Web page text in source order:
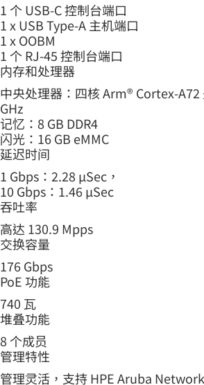
1 个 USB-C 控制台端口
1 x USB Type-A 主机端口
1 x OOBM
1 个 RJ-45 控制台端口
内存和处理器
中央处理器：四核 Arm® Cortex-
GHz
记忆：8 GB DDR4
闪光：16 GB eMMC
延迟时间
1 Gbps：2.28 μSec，
10 Gbps：1.46 μSec
吞吐率
高达 130.9 Mpps
交换容量
176 Gbps
PoE 功能
740 瓦
堆叠功能
8 个成员
管理特性
管理灵活，支持 HPE Aruba